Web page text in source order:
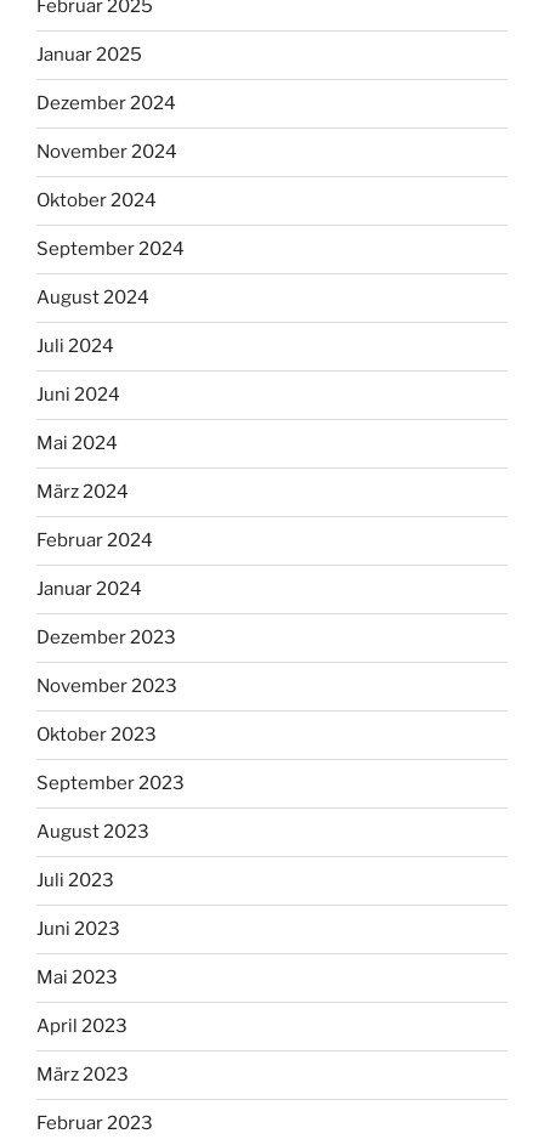
Februar 2025
Januar 2025
Dezember 2024
November 2024
Oktober 2024
September 2024
August 2024
Juli 2024
Juni 2024
Mai 2024
März 2024
Februar 2024
Januar 2024
Dezember 2023
November 2023
Oktober 2023
September 2023
August 2023
Juli 2023
Juni 2023
Mai 2023
April 2023
März 2023
Februar 2023